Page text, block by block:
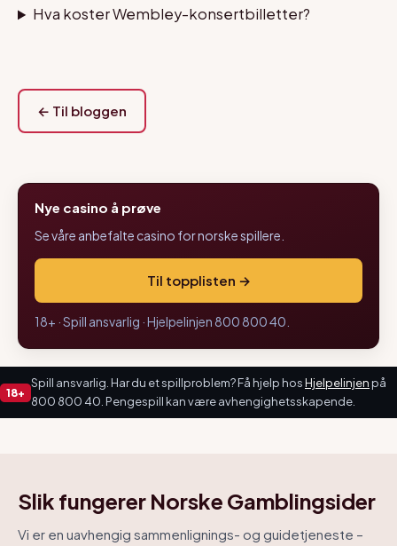
Hva koster Wembley-konsertbilletter?
← Til bloggen
Nye casino å prøve
Se våre anbefalte casino for norske spillere.
Til topplisten →
18+ · Spill ansvarlig · Hjelpelinjen 800 800 40.
18+
Spill ansvarlig. Har du et spillproblem? Få hjelp hosHjelpelinjen på
800 800 40. Pengespill kan være avhengighetsskapende.
Slik fungerer Norske Gamblingsider
Vi er en uavhengig sammenlignings- og guidetjeneste –